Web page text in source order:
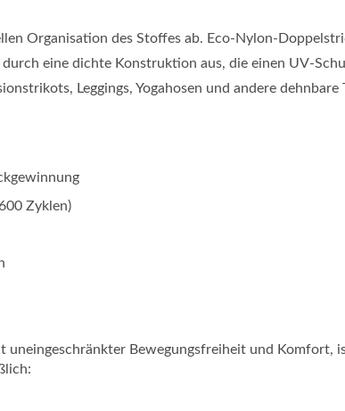
Organisation des Stoffes ab. Eco-Nylon-
eine dichte Konstruktion aus, die einen UV-
Leggings, Yogahosen und andere dehnbare
Zyklen)
Bewegungsfreiheit und Komfort,